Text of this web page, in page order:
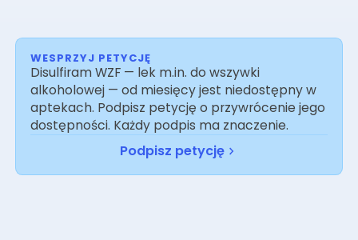
WESPRZYJ PETYCJĘ
Disulfiram WZF — lek m.in. do wszywki
alkoholowej — od miesięcy jest niedostępny w
aptekach. Podpisz petycję o przywrócenie jego
dostępności. Każdy podpis ma znaczenie.
Podpisz petycję